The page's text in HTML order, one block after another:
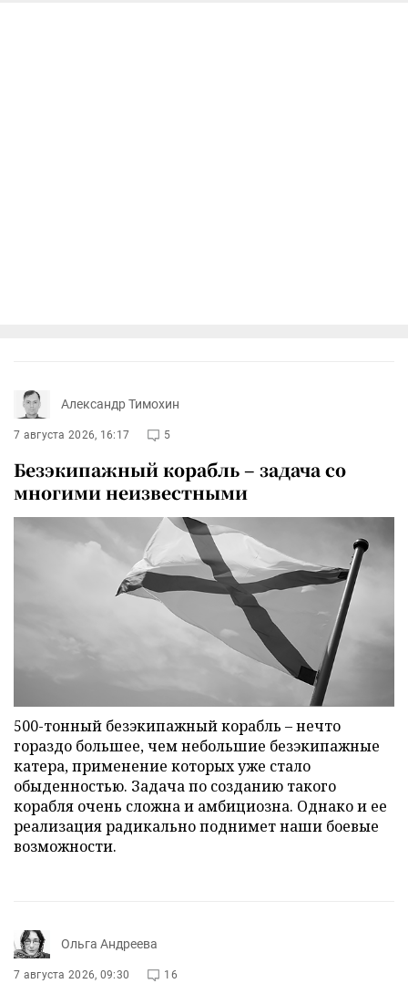
Александр Тимохин
7 августа 2026, 16:17 5
Безэкипажный корабль – задача со
многими неизвестными
500-тонный безэкипажный корабль – нечто
гораздо большее, чем небольшие безэкипажные
катера, применение которых уже стало
обыденностью. Задача по созданию такого
корабля очень сложна и амбициозна. Однако и ее
реализация радикально поднимет наши боевые
возможности.
Ольга Андреева
7 августа 2026, 09:30 16